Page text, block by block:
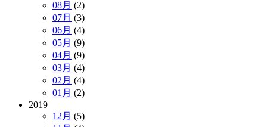
08月 (2)
07月 (3)
06月 (4)
05月 (9)
04月 (9)
03月 (4)
02月 (4)
01月 (2)
2019
12月 (5)